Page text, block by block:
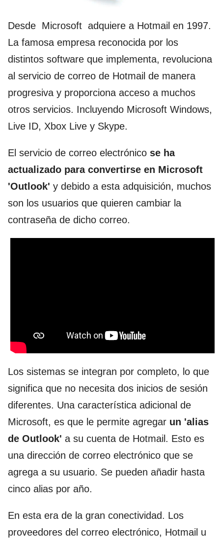
Desde Microsoft adquiere a Hotmail en 1997.
La famosa empresa reconocida por los
distintos software que implementa, revoluciona
al servicio de correo de Hotmail de manera
progresiva y proporciona acceso a muchos
otros servicios. Incluyendo Microsoft Windows,
Live ID, Xbox Live y Skype.
El servicio de correo electrónico se ha
actualizado para convertirse en Microsoft
'Outlook' y debido a esta adquisición, muchos
son los usuarios que quieren cambiar la
contraseña de dicho correo.
Los sistemas se integran por completo, lo que
significa que no necesita dos inicios de sesión
diferentes. Una característica adicional de
Microsoft, es que le permite agregar un 'alias
de Outlook' a su cuenta de Hotmail. Esto es
una dirección de correo electrónico que se
agrega a su usuario. Se pueden añadir hasta
cinco alias por año.
En esta era de la gran conectividad. Los
proveedores del correo electrónico, Hotmail u